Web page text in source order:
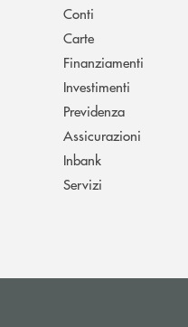
Conti
Carte
Finanziamenti
Investimenti
Previdenza
Assicurazioni
Inbank
Servizi